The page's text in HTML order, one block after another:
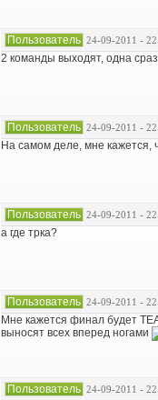
Пользователь 24-09-2011 -
2 команды выходят, одна
Пользователь 24-09-2011 -
На самом деле, мне кажется,
Пользователь 24-09-2011 -
а где трка?
Пользователь 24-09-2011 -
Мне кажется финал будет
выносят всех вперед ногами
Пользователь 24-09-2011 -